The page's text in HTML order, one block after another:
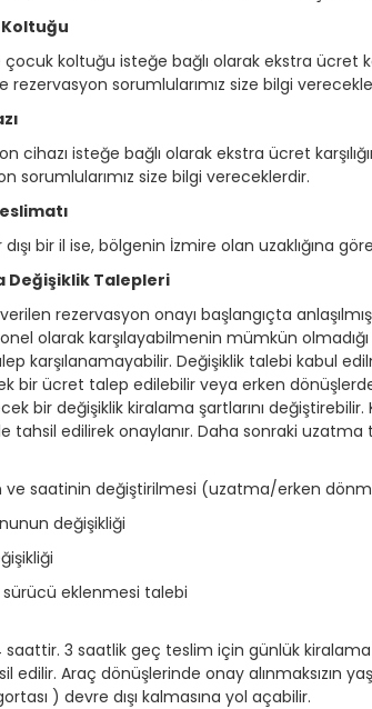
koltuğu isteğe bağlı olarak ekstra ücret
sorumlularımız size bilgi
cihazı isteğe bağlı olarak ekstra ücret
sorumlularımız size bilgi vereceklerdir.
bir il ise, bölgenin İzmire olan uzaklığına
Değişiklik Talepleri
rezervasyon onayı başlangıçta
olarak karşılayabilmenin mümkün
karşılanamayabilir. Değişiklik talebi kabul
bir ücret talep edilebilir veya erken
bir değişiklik kiralama şartlarını
tahsil edilirek onaylanır. Daha sonraki
ve saatinin değiştirilmesi (uzatma/erken
değişikliği
eklenmesi talebi
saattir. 3 saatlik geç teslim için günlük
edilir. Araç dönüşlerinde onay alınmaksızın
) devre dışı kalmasına yol açabilir.